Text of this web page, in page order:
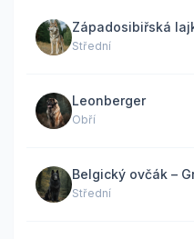
Západosibiřská
Střední
Leonberger
Obří
Belgický ovčák –
Střední